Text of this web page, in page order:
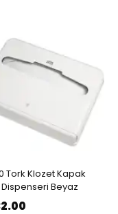
Tork Klozet Kapak
Beyaz